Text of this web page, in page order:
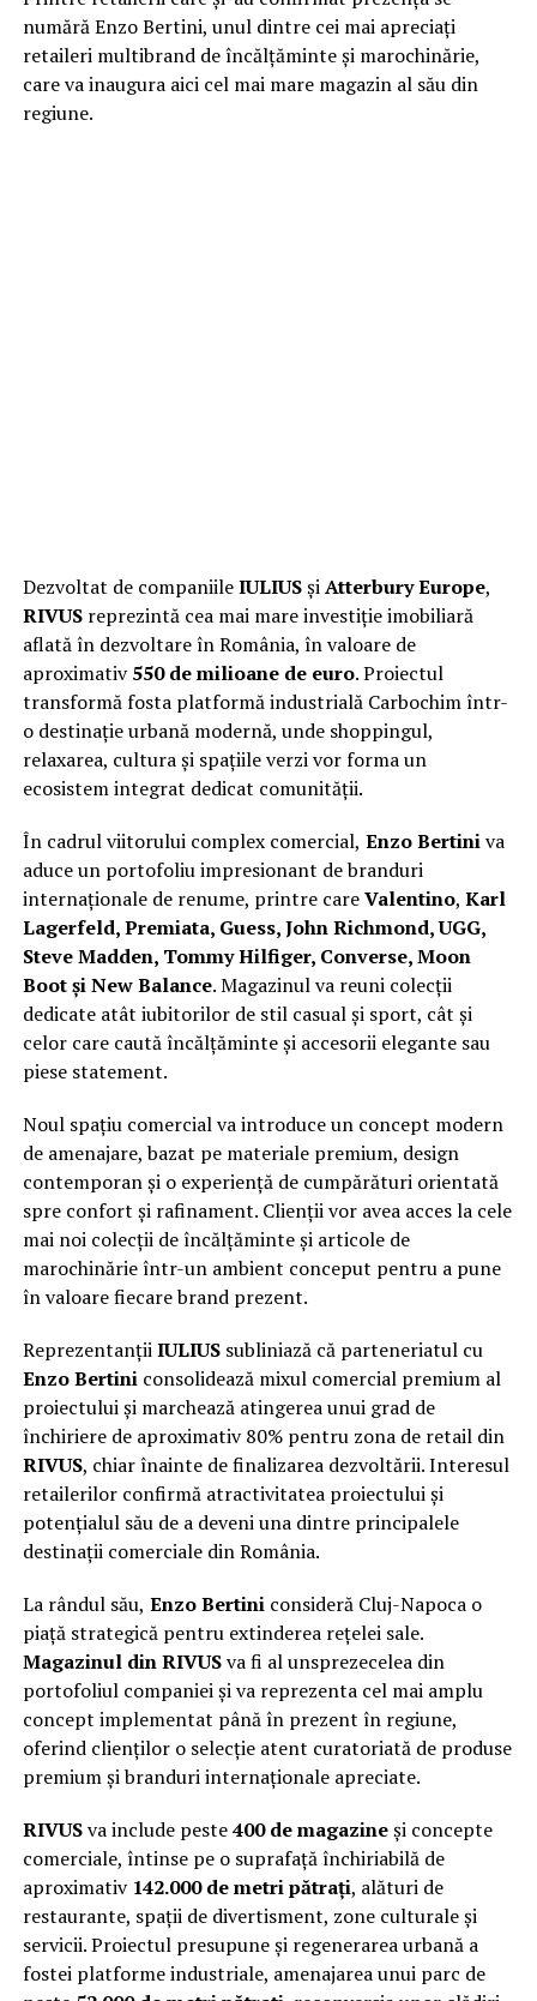
numără Enzo Bertini, unul dintre cei mai apreciați
retaileri multibrand de încălțăminte și marochinărie,
care va inaugura aici cel mai mare magazin al său din
regiune.
Dezvoltat de companiileIULIUSșiAtterbury Europe,
RIVUSreprezintă cea mai mare investiție imobiliară
aflată în dezvoltare în România, în valoare de
aproximativ550 de milioane de euro. Proiectul
transformă fosta platformă industrială Carbochim într-
o destinație urbană modernă, unde shoppingul,
relaxarea, cultura și spațiile verzi vor forma un
ecosistem integrat dedicat comunității.
În cadrul viitorului complex comercial, Enzo Bertiniva
aduce un portofoliu impresionant de branduri
internaționale de renume, printre careValentino, Karl
Lagerfeld, Premiata, Guess, John Richmond, UGG,
Steve Madden, Tommy Hilfiger, Converse, Moon
Boot și New Balance. Magazinul va reuni colecții
dedicate atât iubitorilor de stil casual și sport, cât și
celor care caută încălțăminte și accesorii elegante sau
piese statement.
Noul spațiu comercial va introduce un concept modern
de amenajare, bazat pe materiale premium, design
contemporan și o experiență de cumpărături orientată
spre confort și rafinament. Clienții vor avea acces la cele
mai noi colecții de încălțăminte și articole de
marochinărie într-un ambient conceput pentru a pune
în valoare fiecare brand prezent.
ReprezentanțiiIULIUSsubliniază că parteneriatul cu
Enzo Bertiniconsolidează mixul comercial premium al
proiectului și marchează atingerea unui grad de
închiriere de aproximativ 80% pentru zona de retail din
RIVUS, chiar înainte de finalizarea dezvoltării. Interesul
retailerilor confirmă atractivitatea proiectului și
potențialul său de a deveni una dintre principalele
destinații comerciale din România.
La rândul său, Enzo Bertiniconsideră Cluj-Napoca o
piață strategică pentru extinderea rețelei sale.
Magazinul din RIVUSva fi al unsprezecelea din
portofoliul companiei și va reprezenta cel mai amplu
concept implementat până în prezent în regiune,
oferind clienților o selecție atent curatoriată de produse
premium și branduri internaționale apreciate.
RIVUSva include peste400 de magazineși concepte
comerciale, întinse pe o suprafață închiriabilă de
aproximativ 142.000 de metri pătrați, alături de
restaurante, spații de divertisment, zone culturale și
servicii. Proiectul presupune și regenerarea urbană a
fostei platforme industriale, amenajarea unui parc de